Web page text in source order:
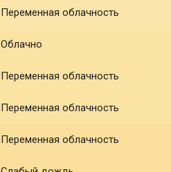
Переменная облачность
Облачно
Переменная облачность
Переменная облачность
Переменная облачность